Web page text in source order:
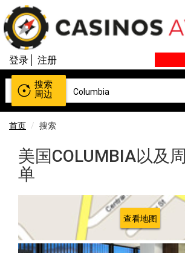
登录 注册
搜索
周边
首页 搜索
美国COLUMBIA以及
单
查看地图